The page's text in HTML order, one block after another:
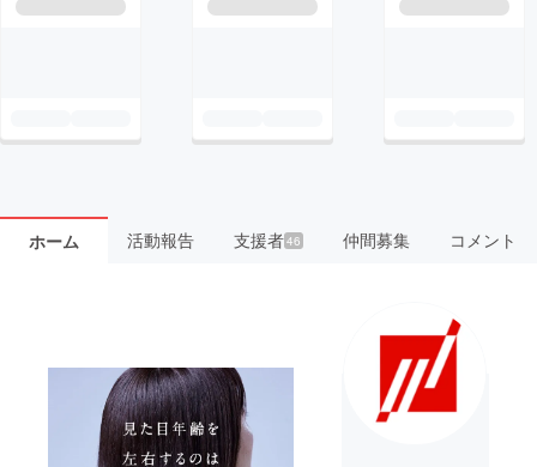
ホーム 活動報告 支援者46 仲間募集 コメント